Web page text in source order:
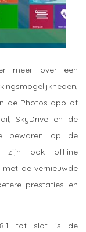
meer over een
de Photos-app of
SkyDrive en de
bewaren op de
zijn ook offline
de vernieuwde
prestaties en
8.1 tot slot is de